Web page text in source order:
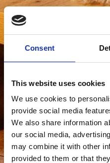
Consent
This website uses cookies
We use cookies to
provide social media
We also share information
our social media,
may combine it with other
provided to them or that